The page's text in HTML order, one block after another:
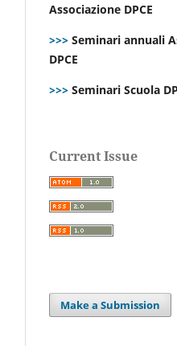
Associazione DPCE
>>> Seminari annuali
DPCE
>>> Seminari Scuola
Current Issue
Make a Submission